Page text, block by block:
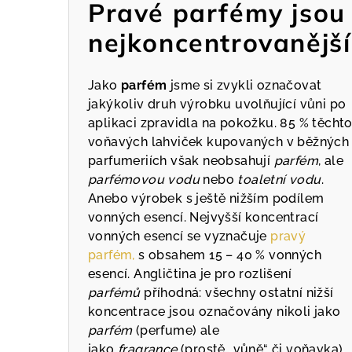
Pravé parfémy jsou
nejkoncentrovanější
Jako parfém jsme si zvykli označovat
jakýkoliv druh výrobku uvolňující vůni po
aplikaci zpravidla na pokožku. 85 % těchto
voňavých lahviček kupovaných v běžných
parfumeriích však neobsahují parfém, ale
parfémovou vodunebo toaletní vodu.
Anebo výrobek s ještě nižším podílem
vonných esencí. Nejvyšší koncentrací
vonných esencí se vyznačuje pravý
parfém, s obsahem 15 – 40 % vonných
esencí. Angličtina je pro rozlišení
parfémůpříhodná: všechny ostatní nižší
koncentrace jsou označovány nikoli jako
parfém(perfume) ale